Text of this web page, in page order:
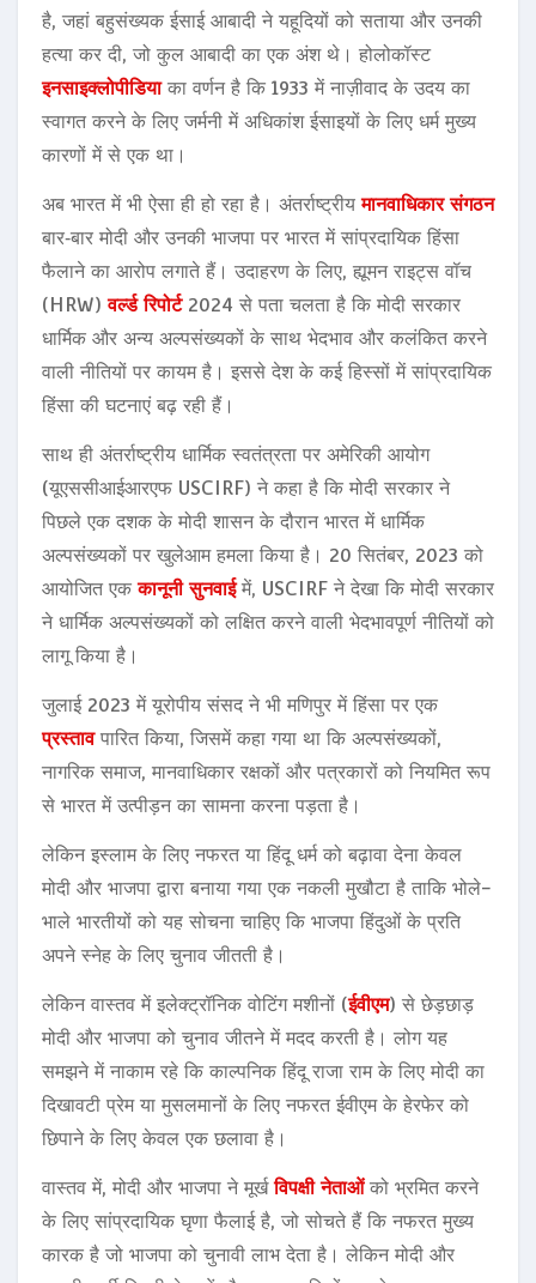
है, जहां बहुसंख्यक ईसाई आबादी ने यहूदियों को सताया और उनकी
हत्या कर दी, जो कुल आबादी का एक अंश थे। होलोकॉस्ट
इनसाइक्लोपीडियाका वर्णन है कि 1933 में नाज़ीवाद के उदय का
स्वागत करने के लिए जर्मनी में अधिकांश ईसाइयों के लिए धर्म मुख्य
कारणों में से एक था।
अब भारत में भी ऐसा ही हो रहा है। अंतर्राष्ट्रीयमानवाधिकार संगठन
बार‑बार मोदी और उनकी भाजपा पर भारत में सांप्रदायिक हिंसा
फैलाने का आरोप लगाते हैं। उदाहरण के लिए, ह्यूमन राइट्स वॉच
(HRW)वर्ल्ड रिपोर्ट2024 से पता चलता है कि मोदी सरकार
धार्मिक और अन्य अल्पसंख्यकों के साथ भेदभाव और कलंकित करने
वाली नीतियों पर कायम है। इससे देश के कई हिस्सों में सांप्रदायिक
हिंसा की घटनाएं बढ़ रही हैं।
साथ ही अंतर्राष्ट्रीय धार्मिक स्वतंत्रता पर अमेरिकी आयोग
(यूएससीआईआरएफ USCIRF) ने कहा है कि मोदी सरकार ने
पिछले एक दशक के मोदी शासन के दौरान भारत में धार्मिक
अल्पसंख्यकों पर खुलेआम हमला किया है। 20 सितंबर, 2023 को
आयोजित एककानूनी सुनवाईमें, USCIRF ने देखा कि मोदी सरकार
ने धार्मिक अल्पसंख्यकों को लक्षित करने वाली भेदभावपूर्ण नीतियों को
लागू किया है।
जुलाई 2023 में यूरोपीय संसद ने भी मणिपुर में हिंसा पर एक
प्रस्तावपारित किया, जिसमें कहा गया था कि अल्पसंख्यकों,
नागरिक समाज, मानवाधिकार रक्षकों और पत्रकारों को नियमित रूप
से भारत में उत्पीड़न का सामना करना पड़ता है।
लेकिन इस्लाम के लिए नफरत या हिंदू धर्म को बढ़ावा देना केवल
मोदी और भाजपा द्वारा बनाया गया एक नकली मुखौटा है ताकि भोले-
भाले भारतीयों को यह सोचना चाहिए कि भाजपा हिंदुओं के प्रति
अपने स्नेह के लिए चुनाव जीतती है।
लेकिन वास्तव में इलेक्ट्रॉनिक वोटिंग मशीनों (ईवीएम) से छेड़छाड़
मोदी और भाजपा को चुनाव जीतने में मदद करती है। लोग यह
समझने में नाकाम रहे कि काल्पनिक हिंदू राजा राम के लिए मोदी का
दिखावटी प्रेम या मुसलमानों के लिए नफरत ईवीएम के हेरफेर को
छिपाने के लिए केवल एक छलावा है।
वास्तव में, मोदी और भाजपा ने मूर्खविपक्षी नेताओं को भ्रमित करने
के लिए सांप्रदायिक घृणा फैलाई है, जो सोचते हैं कि नफरत मुख्य
कारक है जो भाजपा को चुनावी लाभ देता है। लेकिन मोदी और